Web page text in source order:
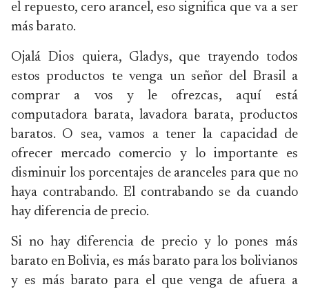
el repuesto, cero arancel, eso significa que va a ser
más barato.
Ojalá Dios quiera, Gladys, que trayendo todos
estos productos te venga un señor del Brasil a
comprar a vos y le ofrezcas, aquí está
computadora barata, lavadora barata, productos
baratos. O sea, vamos a tener la capacidad de
ofrecer mercado comercio y lo importante es
disminuir los porcentajes de aranceles para que no
haya contrabando. El contrabando se da cuando
hay diferencia de precio.
Si no hay diferencia de precio y lo pones más
barato en Bolivia, es más barato para los bolivianos
y es más barato para el que venga de afuera a